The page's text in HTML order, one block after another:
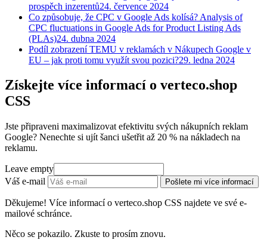
prospěch inzerentů24. července 2024
Co způsobuje, že CPC v Google Ads kolísá? Analysis of
CPC fluctuations in Google Ads for Product Listing Ads
(PLAs)24. dubna 2024
Podíl zobrazení TEMU v reklamách v Nákupech Google v
EU – jak proti tomu využít svou pozici?29. ledna 2024
Získejte více informací o verteco.shop
CSS
Jste připraveni maximalizovat efektivitu svých nákupních reklam
Google? Nenechte si ujít šanci ušetřit až 20 % na nákladech na
reklamu.
Leave empty
Váš e-mail
Pošlete mi více informací
Děkujeme! Více informací o verteco.shop CSS najdete ve své e-
mailové schránce.
Něco se pokazilo. Zkuste to prosím znovu.